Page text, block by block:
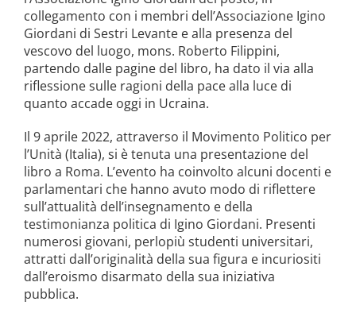
collegamento con i membri dell’Associazione Igino
Giordani di Sestri Levante e alla presenza del
vescovo del luogo, mons. Roberto Filippini,
partendo dalle pagine del libro, ha dato il via alla
riflessione sulle ragioni della pace alla luce di
quanto accade oggi in Ucraina.
Il 9 aprile 2022, attraverso il Movimento Politico per
l’Unità (Italia), si è tenuta una presentazione del
libro a Roma. L’evento ha coinvolto alcuni docenti e
parlamentari che hanno avuto modo di riflettere
sull’attualità dell’insegnamento e della
testimonianza politica di Igino Giordani. Presenti
numerosi giovani, perlopiù studenti universitari,
attratti dall’originalità della sua figura e incuriositi
dall’eroismo disarmato della sua iniziativa
pubblica.